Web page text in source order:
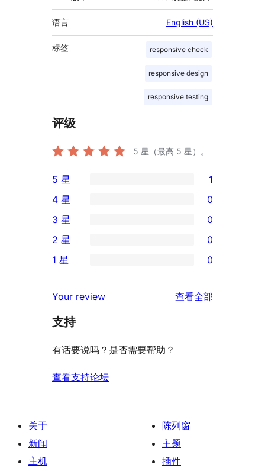
语言 English (US)
标签 responsive check
responsive design
responsive testing
评级
5 星（最高 5 星）。
1
条
5
星
评
5 星 1
条
4
星
价
4 星 0
0
条
3
评
价
3 星 0
条
星
评
2 星 0
1
星
价
1 星 0
Your review 查看全部
支持
有话要说吗？是否需要帮助？
查看支持论坛
关于
新闻
主机
陈列窗
主题
插件